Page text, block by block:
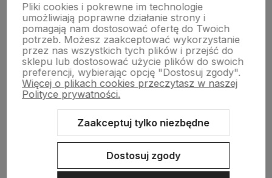
Płatności i zwroty
Wsparcie
Pliki cookies i pokrewne im technologie
umożliwiają poprawne działanie strony i
pomagają nam dostosować ofertę do Twoich
potrzeb. Możesz zaakceptować wykorzystanie
przez nas wszystkich tych plików i przejść do
sklepu lub dostosować użycie plików do swoich
preferencji, wybierając opcję "Dostosuj zgody".
Więcej o plikach cookies przeczytasz w naszej
Polityce prywatności.
Zaakceptuj tylko niezbędne
Dostosuj zgody